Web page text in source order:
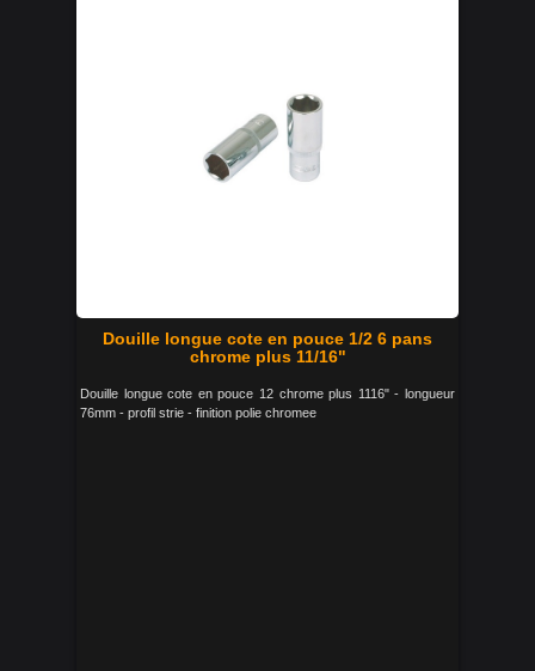
Douille longue cote en pouce 1/2 6 pans
chrome plus 11/16"
Douille longue cote en pouce 12 chrome plus 1116" - longueur
76mm - profil strie - finition polie chromee